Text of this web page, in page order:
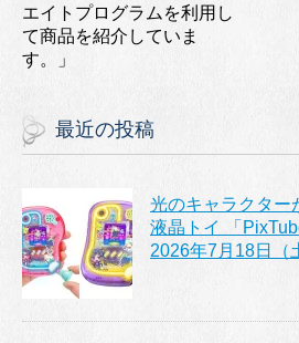
エイトプログラムを利用し
て商品を紹介していま
す。」
最近の投稿
光のキャラクター
液晶トイ 「
2026年7月18日（